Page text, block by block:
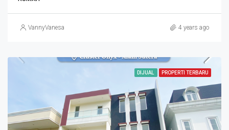
VannyVanesa 4 years ago
DIJUAL PROPERTI TERBARU